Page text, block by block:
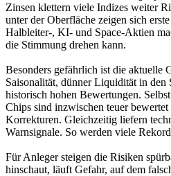
Zinsen klettern viele Indizes weiter
unter der Oberfläche zeigen sich
Halbleiter-, KI- und Space-Aktien
die Stimmung drehen kann.
Besonders gefährlich ist die aktuelle
Saisonalität, dünner Liquidität in den
historisch hohen Bewertungen.
Chips sind inzwischen teuer
Korrekturen. Gleichzeitig liefern
Warnsignale. So werden viele
Für Anleger steigen die Risiken
hinschaut, läuft Gefahr, auf dem